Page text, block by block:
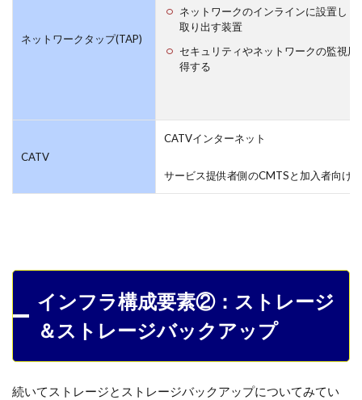
ネットワークタップ(TAP)
ネットワークのインラインに設置し
取り出す装置
セキュリティやネットワークの監視
得する
CATV
CATVインターネット
サービス提供者側のCMTSと加入者向け
インフラ構成要素②：ストレージ
＆ストレージバックアップ
続いてストレージとストレージバックアップについてみてい